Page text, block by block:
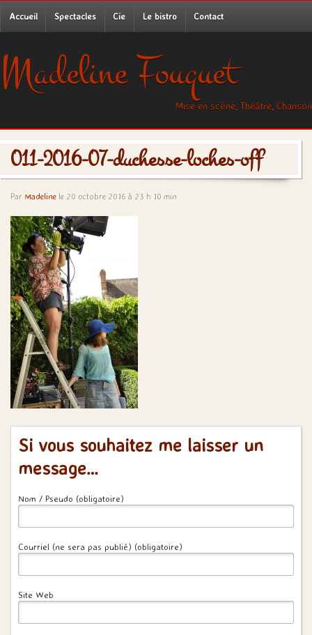
Accueil Spectacles Cie Le bistro Contact
Madeline Fouquet
Mise en scène, Théâtre, Chanson
011-2016-07-duchesse-loches-off
Par Madeline le 20 octobre 2016 à 23 h 10 min
Si vous souhaitez me laisser un
message…
Nom / Pseudo (obligatoire)
Courriel (ne sera pas publié) (obligatoire)
Site Web